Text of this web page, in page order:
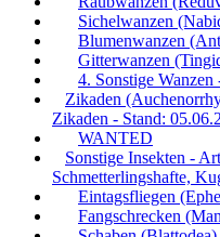
Sichelwanzen
Blumenwanzen
Gitterwanzen
4. Sonstige Wanzen
Zikaden
Zikaden - Stand:
WANTED
Sonstige Insekten -
Schmetterlingshafte,
Eintagsfliegen
Fangschrecken